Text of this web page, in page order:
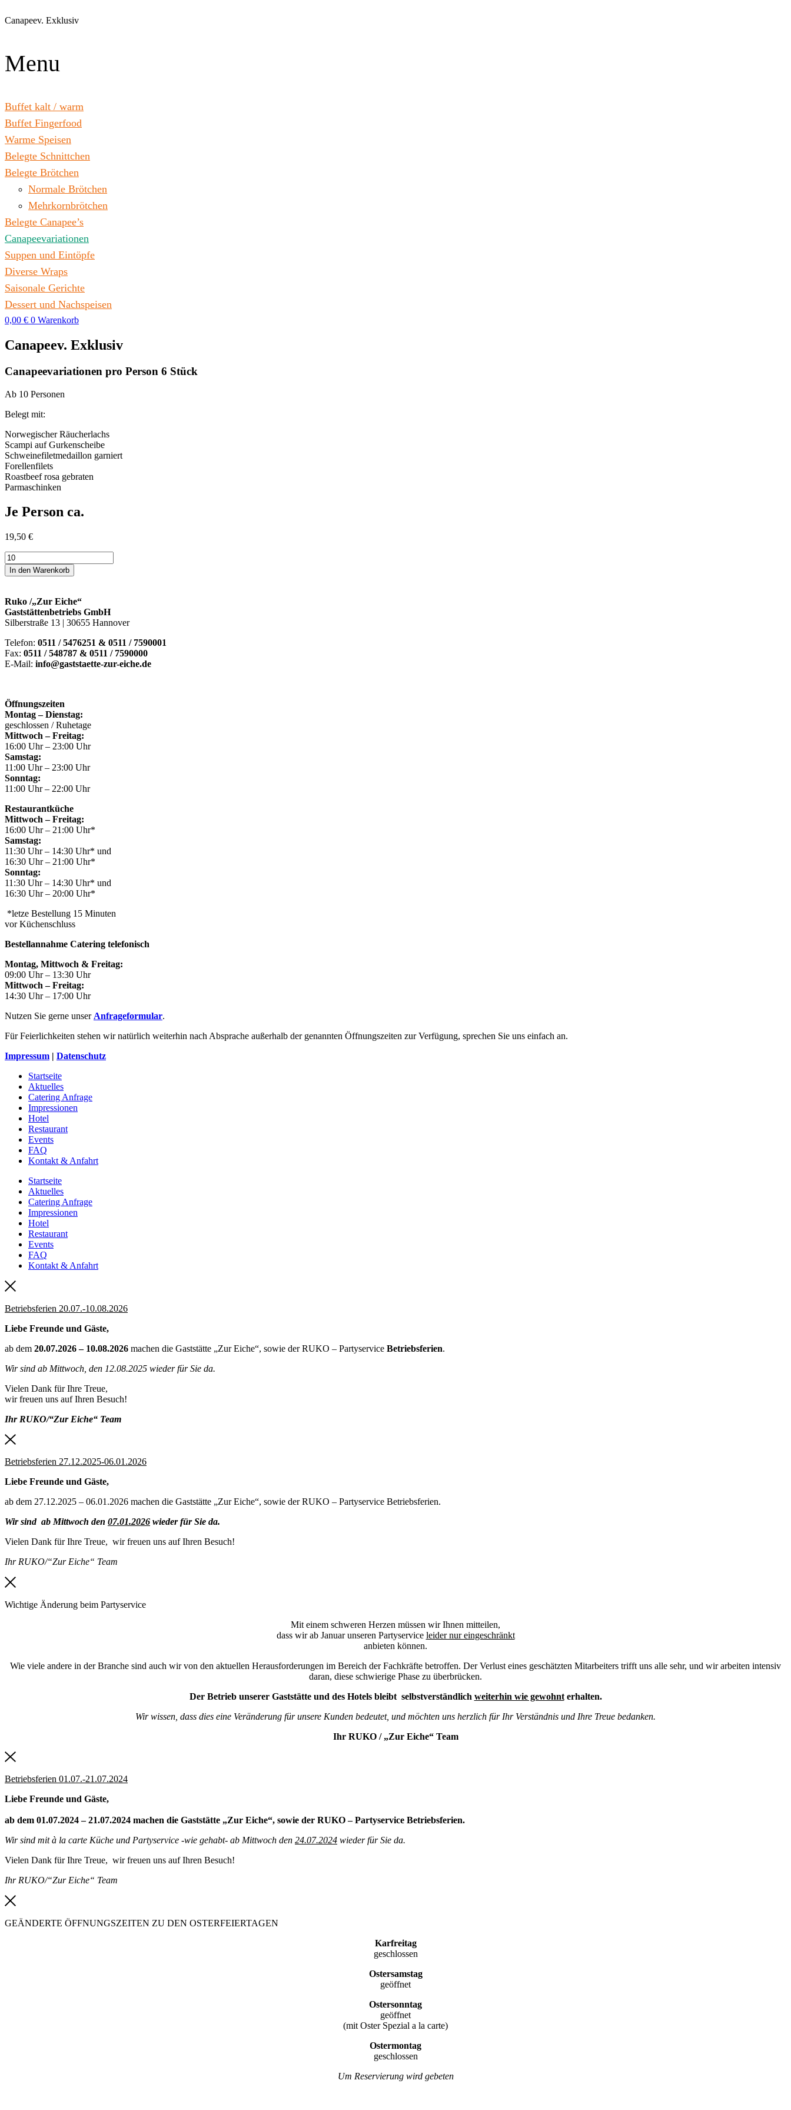
Inhalt
Canapeev. Exklusiv
Menu
Buffet kalt / warm
Buffet Fingerfood
Warme Speisen
Belegte Schnittchen
Belegte Brötchen
Normale Brötchen
Mehrkornbrötchen
Belegte Canapee’s
Canapeevariationen
Suppen und Eintöpfe
Diverse Wraps
Saisonale Gerichte
Dessert und Nachspeisen
0,00 € 0 Warenkorb
Canapeev. Exklusiv
Canapeevariationen pro Person 6 Stück
Ab 10 Personen
Belegt mit:
Norwegischer Räucherlachs
Scampi auf Gurkenscheibe
Schweinefiletmedaillon garniert
Forellenfilets
Roastbeef rosa gebraten
Parmaschinken
Je Person ca.
19,50 €
Canapeev.
Exklusiv
Menge
In den Warenkorb
Ruko /„Zur Eiche“
Gaststättenbetriebs GmbH
Silberstraße 13 | 30655 Hannover
Telefon: 0511 / 5476251 & 0511 / 7590001
Fax: 0511 / 548787 & 0511 / 7590000
E-Mail: info@gaststaette-zur-eiche.de
Öffnungszeiten
Montag – Dienstag:
geschlossen / Ruhetage
Mittwoch – Freitag:
16:00 Uhr – 23:00 Uhr
Samstag:
11:00 Uhr – 23:00 Uhr
Sonntag:
11:00 Uhr – 22:00 Uhr
Restaurantküche
Mittwoch – Freitag:
16:00 Uhr – 21:00 Uhr*
Samstag:
11:30 Uhr – 14:30 Uhr* und
16:30 Uhr – 21:00 Uhr*
Sonntag:
11:30 Uhr – 14:30 Uhr* und
16:30 Uhr – 20:00 Uhr*
*letze Bestellung 15 Minuten
vor Küchenschluss
Bestellannahme Catering telefonisch
Montag, Mittwoch & Freitag:
09:00 Uhr – 13:30 Uhr
Mittwoch – Freitag:
14:30 Uhr – 17:00 Uhr
Nutzen Sie gerne unser Anfrageformular.
Für Feierlichkeiten stehen wir natürlich weiterhin nach Absprache außerhalb der genannten Öffnungszeiten zur Verfügung, sprechen Sie uns einfach an.
Impressum | Datenschutz
Startseite
Aktuelles
Catering Anfrage
Impressionen
Hotel
Restaurant
Events
FAQ
Kontakt & Anfahrt
Startseite
Aktuelles
Catering Anfrage
Impressionen
Hotel
Restaurant
Events
FAQ
Kontakt & Anfahrt
Betriebsferien 20.07.-10.08.2026
Liebe Freunde und Gäste,
ab dem 20.07.2026 – 10.08.2026 machen die Gaststätte „Zur Eiche“, sowie der RUKO – Partyservice Betriebsferien.
Wir sind ab Mittwoch, den 12.08.2025 wieder für Sie da.
Vielen Dank für Ihre Treue,
wir freuen uns auf Ihren Besuch!
Ihr RUKO/“Zur Eiche“ Team
Betriebsferien 27.12.2025-06.01.2026
Liebe Freunde und Gäste,
ab dem 27.12.2025 – 06.01.2026 machen die Gaststätte „Zur Eiche“, sowie der RUKO – Partyservice Betriebsferien.
Wir sind ab Mittwoch den 07.01.2026 wieder für Sie da.
Vielen Dank für Ihre Treue, wir freuen uns auf Ihren Besuch!
Ihr RUKO/“Zur Eiche“ Team
Wichtige Änderung beim Partyservice
Mit einem schweren Herzen müssen wir Ihnen mitteilen,
dass wir ab Januar unseren Partyservice leider nur eingeschränkt
anbieten können.
Wie viele andere in der Branche sind auch wir von den aktuellen Herausforderungen im Bereich der Fachkräfte betroffen. Der Verlust eines geschätzten Mitarbeiters trifft uns alle sehr, und wir arbeiten intensiv
daran, diese schwierige Phase zu überbrücken.
Der Betrieb unserer Gaststätte und des Hotels bleibt selbstverständlich weiterhin wie gewohnterhalten.
Wir wissen, dass dies eine Veränderung für unsere Kunden bedeutet, und möchten uns herzlich für Ihr Verständnis und Ihre Treue bedanken.
Ihr RUKO / „Zur Eiche“ Team
Betriebsferien 01.07.-21.07.2024
Liebe Freunde und Gäste,
ab dem 01.07.2024 – 21.07.2024 machen die Gaststätte „Zur Eiche“, sowie der RUKO – Partyservice Betriebsferien.
Wir sind mit à la carte Küche und Partyservice -wie gehabt- ab Mittwoch den 24.07.2024 wieder für Sie da.
Vielen Dank für Ihre Treue, wir freuen uns auf Ihren Besuch!
Ihr RUKO/“Zur Eiche“ Team
GEÄNDERTE ÖFFNUNGSZEITEN ZU DEN OSTERFEIERTAGEN
Karfreitag
geschlossen
Ostersamstag
geöffnet
Ostersonntag
geöffnet
(mit Oster Spezial a la carte)
Ostermontag
geschlossen
Um Reservierung wird gebeten